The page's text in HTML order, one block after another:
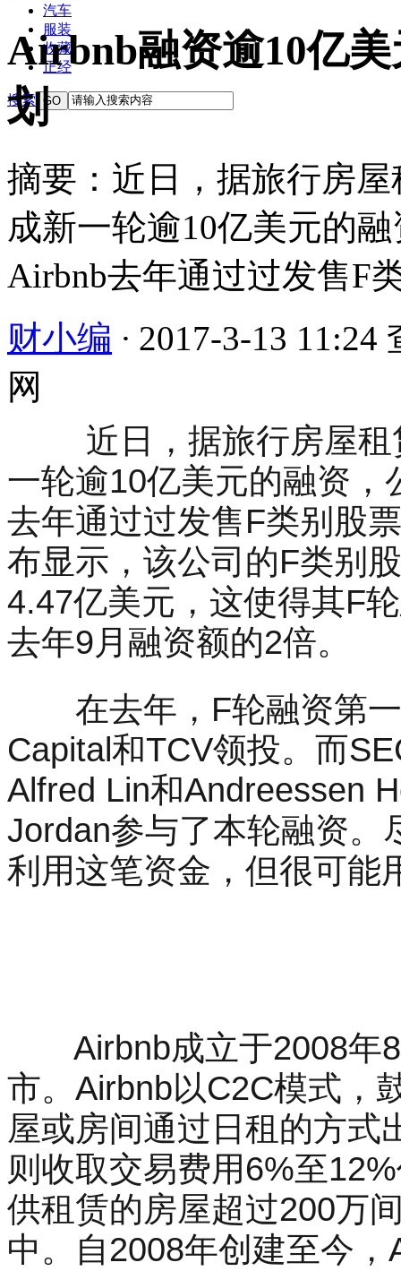
汽车
服装
收藏
正经
搜索 GO
Airbnb融资逾10亿
划
摘要：近日，据旅行房
成新一轮逾10亿美元的
Airbnb去年通过过发售F
财小编 · 2017-3-13 11:24
网
近日，据旅行房屋租
一轮逾10亿美元的融资
去年通过过发售F类别股
布显示，该公司的F类别
4.47亿美元，这使得其F
去年9月融资额的2倍。
在去年，F轮融资第一
Capital和TCV领投。而
Alfred Lin和Andreessen
Jordan参与了本轮融资。
利用这笔资金，但很可能
Airbnb成立于2008年8
市。Airbnb以C2C模式，
屋或房间通过日租的方式
则收取交易费用6%至
供租赁的房屋超过200万
中。自2008年创建至今